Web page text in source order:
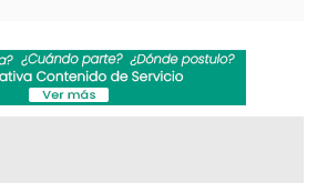
nivel de fanatismo de
novedad